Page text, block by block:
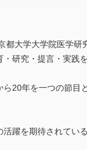
大学大学院医学研
研究・提言・実践
20年を一つの節
躍を期待されてい